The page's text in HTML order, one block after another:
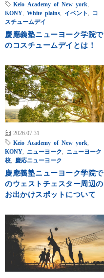
Keio Academy of New york
KONY
White plains イベント
コ
スチュームデイ
慶應義塾ニューヨーク学院で
のコスチュームデイとは！
2026.07.31
Keio Academy of New york
KONY
ニューヨーク
ニューヨーク
校
慶応ニューヨーク
慶應義塾ニューヨーク学院で
のウェストチェスター周辺の
お出かけスポットについて